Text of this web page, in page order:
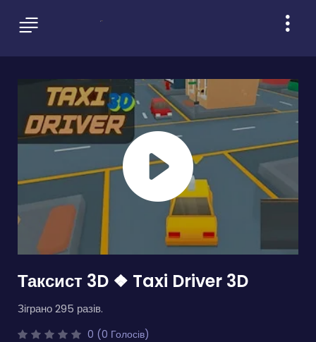
Таксист 3D ❖ Taxi Driver 3D
Зіграно 295 разів.
0 (0 Голосів)